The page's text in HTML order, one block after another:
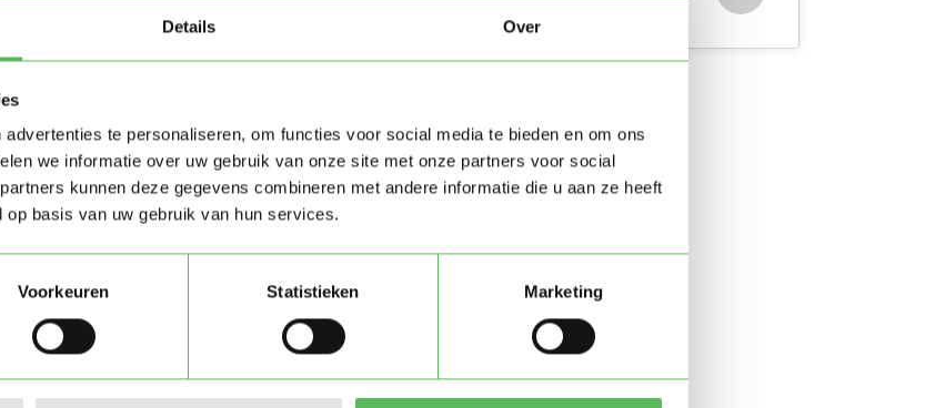
Details Over
te personaliseren, om functies voor social media te bieden en om ons
we informatie over uw gebruik van onze site met onze partners voor social
kunnen deze gegevens combineren met andere informatie die u aan ze heeft
basis van uw gebruik van hun services.
Voorkeuren Statistieken Marketing